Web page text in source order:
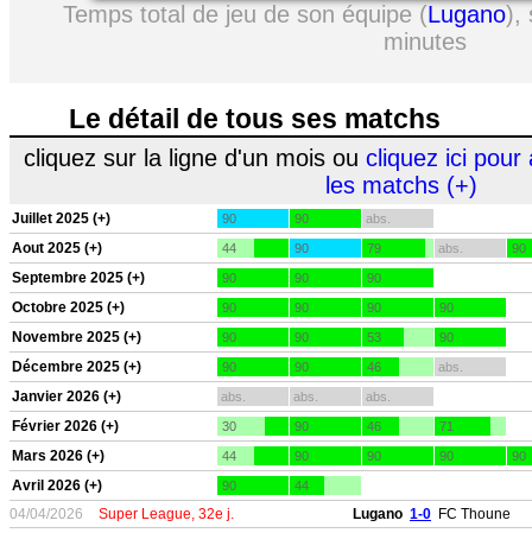
Temps total de jeu de son équipe (Lugano),
minutes
Le détail de tous ses matchs
cliquez sur la ligne d'un mois ou cliquez ici pour
les matchs (+)
Juillet 2025 (+) 90 90 abs.
Aout 2025 (+) 44 90 79 abs. 90
Septembre 2025 (+) 90 90 90
Octobre 2025 (+) 90 90 90 90
Novembre 2025 (+) 90 90 53 90
Décembre 2025 (+) 90 90 46 abs.
Janvier 2026 (+) abs. abs. abs.
Février 2026 (+) 30 90 46 71
Mars 2026 (+) 44 90 90 90 90
Avril 2026 (+) 90 44
04/04/2026 Super League, 32e j. Lugano 1-0 FC Thoune